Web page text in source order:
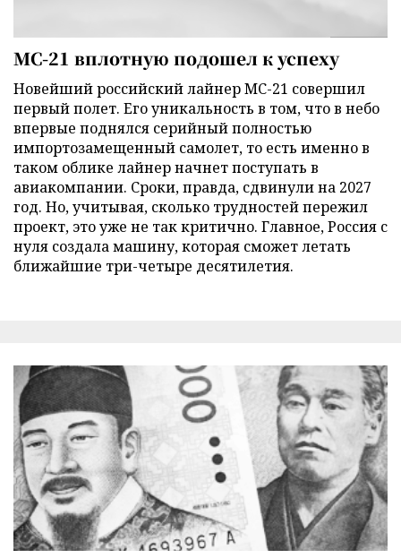
МС-21 вплотную подошел к успеху
Новейший российский лайнер МС-21 совершил
первый полет. Его уникальность в том, что в небо
впервые поднялся серийный полностью
импортозамещенный самолет, то есть именно в
таком облике лайнер начнет поступать в
авиакомпании. Сроки, правда, сдвинули на 2027
год. Но, учитывая, сколько трудностей пережил
проект, это уже не так критично. Главное, Россия с
нуля создала машину, которая сможет летать
ближайшие три-четыре десятилетия.